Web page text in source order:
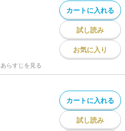
カートに入れる
試し読み
お気に入り
あらすじを見る
カートに入れる
試し読み